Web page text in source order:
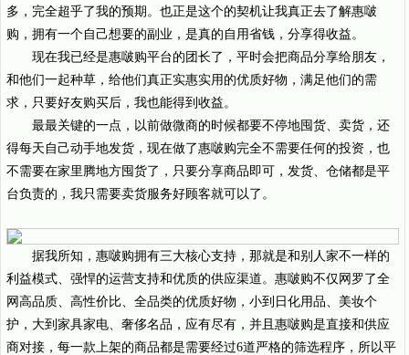
多，完全超乎了我的预期。也正是这个的契机让我真正去了解惠啵
购，拥有一个自己想要的副业，是真的自用省钱，分享得收益。
现在我已经是惠啵购平台的团长了，平时会把商品分享给朋友，
和他们一起种草，给他们真正实惠实用的优质好物，满足他们的需
求，只要好友购买后，我也能得到收益。
最最关键的一点，以前做微商的时候都要不停地囤货、卖货，还
得每天自己动手地发货，现在做了惠啵购完全不需要任何的投资，也
不需要在家里腾地方囤货了，只要分享商品即可，发货、仓储都是平
台负责的，我只需要卖货服务好顾客就可以了。
据我所知，惠啵购拥有三大核心支持，那就是和别人家不一样的
利益模式、强悍的运营支持和优质的供应渠道。惠啵购不仅网罗了全
网高品质、高性价比、全品类的优质好物，小到日化用品、美妆个
护，大到家具家电、奢侈名品，应有尽有，并且惠啵购是直接和供应
商对接，每一款上架的商品都是需要经过6道严格的筛选程序，所以平